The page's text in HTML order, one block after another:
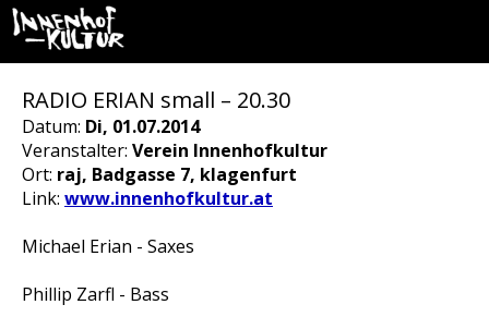
RADIO ERIAN small – 20.30
Datum: Di, 01.07.2014
Veranstalter: Verein Innenhofkultur
Ort: raj, Badgasse 7, klagenfurt
Link: www.innenhofkultur.at
Michael Erian - Saxes
Phillip Zarfl - Bass